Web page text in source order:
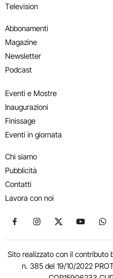
Television
Abbonamenti
Magazine
Newsletter
Podcast
Eventi e Mostre
Inaugurazioni
Finissage
Eventi in giornata
Chi siamo
Pubblicità
Contatti
Lavora con noi
Seguici su Facebook
Seguici su Instagram
Seguici su X
Seguici
Sito realizzato con il contributo
n. 385 del 19/10/2022